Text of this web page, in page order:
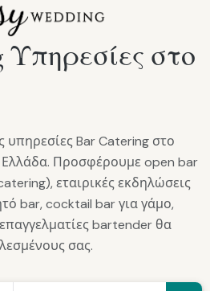
Υπηρεσίες στο
Bar Catering στο
Ελλάδα. Προσφέρουμε open bar
εταιρικές εκδηλώσεις
bar, cocktail bar για γάμο,
bartender θα
σας.